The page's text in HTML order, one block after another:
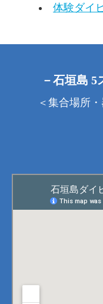
体験ダイ
－石垣島
＜集合場所